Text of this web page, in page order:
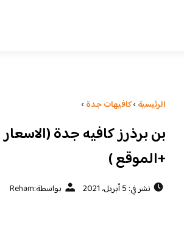
الرئيسية ›كافيهات جدة ›
بن برذرز كافيه جدة
+الموقع )
نشر في: 5 أبريل، 2021 بواسطة:Reham